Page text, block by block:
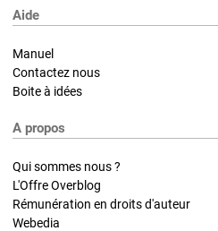
Aide
Manuel
Contactez nous
Boite à idées
A propos
Qui sommes nous ?
L'Offre Overblog
Rémunération en droits d'auteur
Webedia